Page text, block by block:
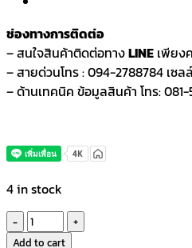
ช่องทางการติดต่อ
– สนใจสินค้าติดต่อทางLINE เพียง
– สายด่วนโทร : 094-2788784 เซล
– ด้านเทคนิค ข้อมูลสินค้า โทร:
4 in stock
Fortis
ปรี
Add to cart